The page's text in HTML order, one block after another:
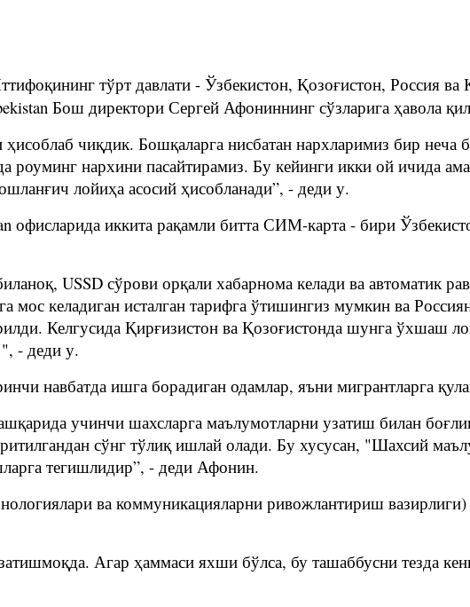
тўрт давлати - Ўзбекистон, Қозоғистон, Россия
Бош директори Сергей Афониннинг сўзларига ҳавола
чиқдик. Бошқаларга нисбатан нархларимиз бир неча
роуминг нархини пасайтирамиз. Бу кейинги икки ой ичида
лойиҳа асосий ҳисобланади”, - деди у.
офисларида иккита рақамли битта СИМ-карта - бири
USSD сўрови орқали хабарнома келади ва автоматик
мос келадиган исталган тарифга ўтишингиз мумкин ва
Келгусида Қирғизистон ва Қозоғистонда шунга ўхшаш
- деди у.
навбатда ишга борадиган одамлар, яъни мигрантларга
учинчи шахсларга маълумотларни узатиш билан
сўнг тўлиқ ишлай олади. Бу хусусан, "Шахсий
тегишлидир”, - деди Афонин.
ва коммуникацияларни ривожлантириш
Агар ҳаммаси яхши бўлса, бу ташаббусни тезда